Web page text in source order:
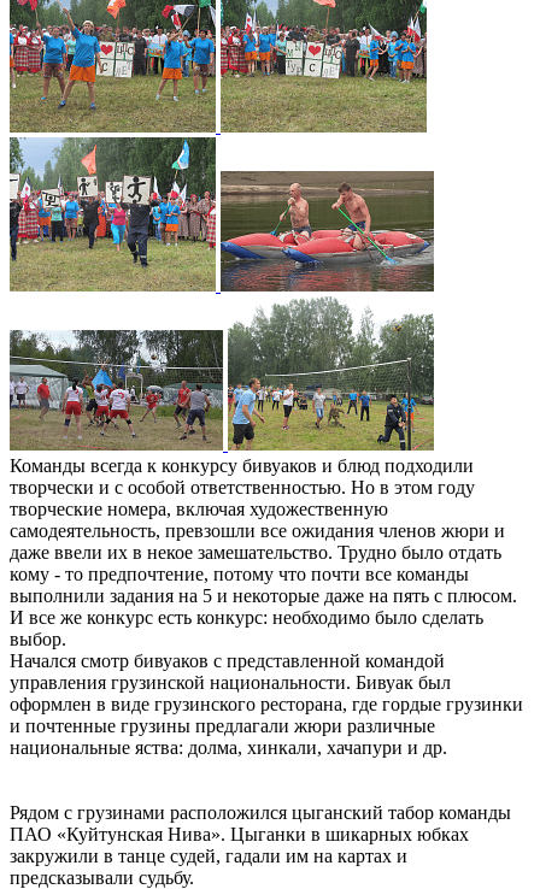
Команды всегда к конкурсу бивуаков и блюд подходили
творчески и с особой ответственностью. Но в этом году
творческие номера, включая художественную
самодеятельность, превзошли все ожидания членов жюри и
даже ввели их в некое замешательство. Трудно было отдать
кому - то предпочтение, потому что почти все команды
выполнили задания на 5 и некоторые даже на пять с плюсом.
И все же конкурс есть конкурс: необходимо было сделать
выбор.
Начался смотр бивуаков с представленной командой
управления грузинской национальности. Бивуак был
оформлен в виде грузинского ресторана, где гордые грузинки
и почтенные грузины предлагали жюри различные
национальные яства: долма, хинкали, хачапури и др.
Рядом с грузинами расположился цыганский табор команды
ПАО «Куйтунская Нива». Цыганки в шикарных юбках
закружили в танце судей, гадали им на картах и
предсказывали судьбу.